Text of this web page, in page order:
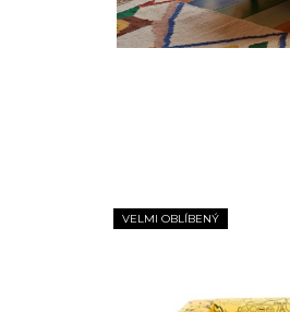
VELMI OBLÍBENÝ